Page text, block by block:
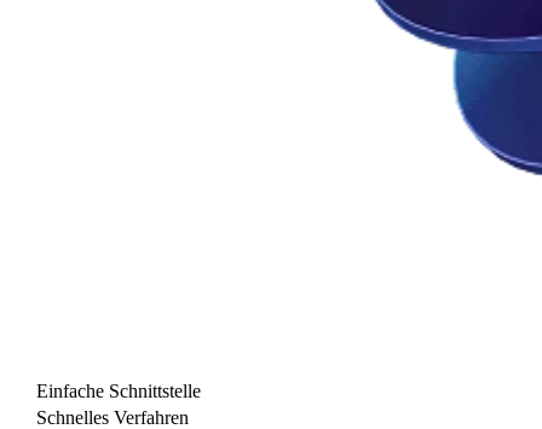
Einfache Schnittstelle
Schnelles Verfahren